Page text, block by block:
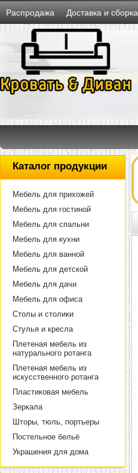
Распродажа Доставка и сборка
Каталог продукции
Мебель для прихожей
Мебель для гостиной
Мебель для спальни
Мебель для кухни
Мебель для ванной
Мебель для детской
Мебель для дачи
Мебель для офиса
Столы и столики
Стулья и кресла
Плетеная мебель из
натурального ротанга
Плетеная мебель из
искусственного ротанга
Пластиковая мебель
Зеркала
Шторы, тюль, портьеры
Постельное бельё
Украшения для дома